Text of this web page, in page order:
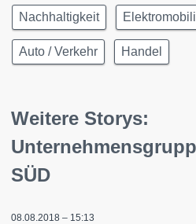
Nachhaltigkeit
Auto / Verkehr Handel
Weitere Storys:
SÜD
08.08.2018 – 15:13